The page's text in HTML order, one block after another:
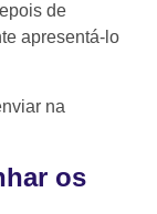
de
apresentá-lo
na
os